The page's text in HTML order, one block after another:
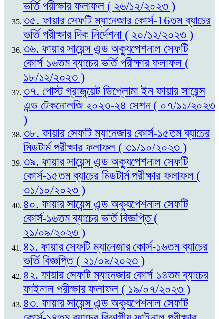
ভর্তি পরীক্ষার ফলাফল ( ২৬/১২/২০২৩ )
৩৫. ফায়ার সেফটি ম্যানেজার কোর্স-16তম ব্যাচের
ভর্তি পরীক্ষার দিক নির্দেশনা ( ২০/১২/২০২৩ )
৩৬. ফায়ার সায়েন্স এন্ড অক্যুপেশনাল সেফটি
কোর্স-১৬তম ব্যাচের ভর্তি পরীক্ষার ফলাফল (
১৮/১২/২০২৩ )
৩৭. পোস্ট গ্রাজুয়েট ডিপ্লোমা ইন ফায়ার সায়েন্স
এন্ড টেকনোলজি ২০২৩-২৪ সেশন ( ০৭/১১/২০২৩
)
৩৮. ফায়ার সেফটি ম্যানেজার কোর্স-১৫তম ব্যাচের
মিডটার্ম পরীক্ষার ফলাফল ( ৩১/১০/২০২৩ )
৩৯. ফায়ার সায়েন্স এন্ড অক্যুপেশনাল সেফটি
কোর্স-১৫তম ব্যাচের মিডটার্ম পরীক্ষার ফলাফল (
৩১/১০/২০২৩ )
৪০. ফায়ার সায়েন্স এন্ড অক্যুপেশনাল সেফটি
কোর্স-১৬তম ব্যাচের ভর্তি বিজ্ঞপ্তি (
২১/০৯/২০২৩ )
৪১. ফায়ার সেফটি ম্যানেজার কোর্স-১৬তম ব্যাচের
ভর্তি বিজ্ঞপ্তি ( ২১/০৯/২০২৩ )
৪২. ফায়ার সেফটি ম্যানেজার কোর্স-১৪তম ব্যাচের
ফাইনাল পরীক্ষার ফলাফল ( ১৯/০৭/২০২৩ )
৪৩. ফায়ার সায়েন্স এন্ড অক্যুপেশনাল সেফটি